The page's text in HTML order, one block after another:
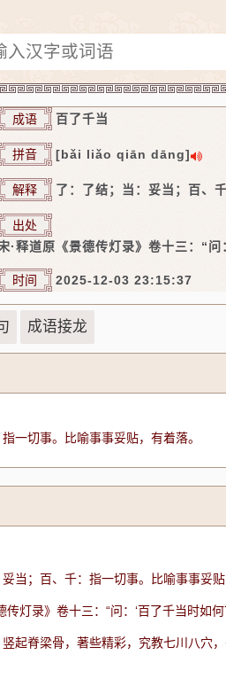
成语 百了千当
拼音 [bǎi liǎo qiān dāng]
解释 了：了结；当：妥当；百、
出处
·释道原《景德传灯录》卷十三：“问
时间 2025-12-03 23:15:37
成语接龙
一切事。比喻事事妥贴，有着落。
当；百、千：指一切事。比喻事事妥贴
传灯录》卷十三：“问：‘百了千当时如
竖起脊梁骨，著些精彩，究教七川八